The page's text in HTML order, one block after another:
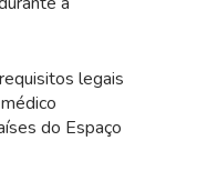
legais
do Espaço